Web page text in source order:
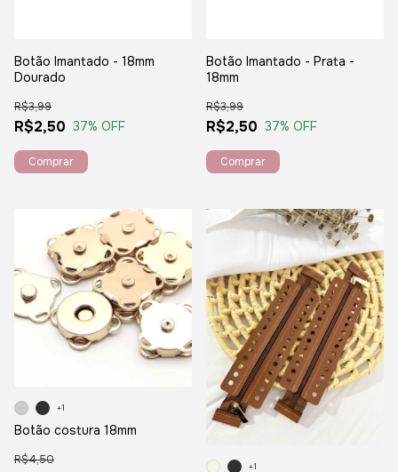
Botão Imantado - 18mm
Dourado
R$2,50
R$3,99
37% OFF
Botão Imantado - Prata -
18mm
R$2,50
R$3,99
37% OFF
Botão costura 18mm
R$4,50
+1
+1